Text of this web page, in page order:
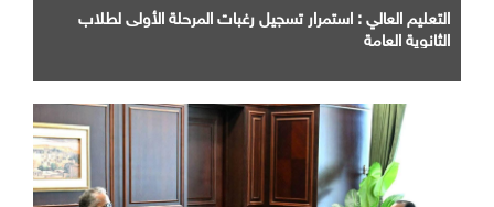
التعليم العالي : استمرار تسجيل رغبات المرحلة الأولى لطلاب
الثانوية العامة